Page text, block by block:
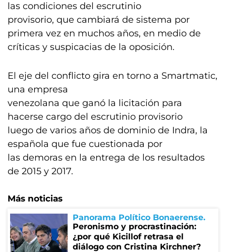
las condiciones del escrutinio
provisorio, que cambiará de sistema por
primera vez en muchos años, en medio de
críticas y suspicacias de la oposición.
El eje del conflicto gira en torno a Smartmatic,
una empresa
venezolana que ganó la licitación para
hacerse cargo del escrutinio provisorio
luego de varios años de dominio de Indra, la
española que fue cuestionada por
las demoras en la entrega de los resultados
de 2015 y 2017.
Más noticias
Panorama Político Bonaerense
Peronismo y procrastinación:
¿por qué Kicillof retrasa el
diálogo con Cristina Kirchner?